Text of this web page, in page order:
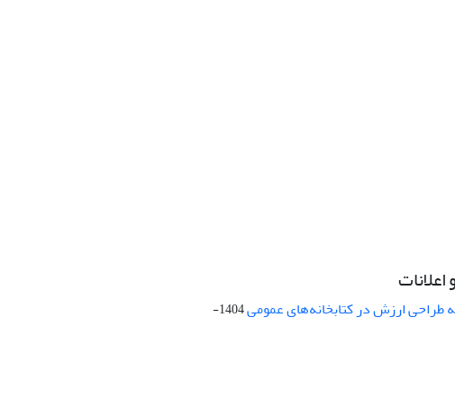
اعلانات
طراحی ارزش در کتابخانه‌های عمومی
1404-